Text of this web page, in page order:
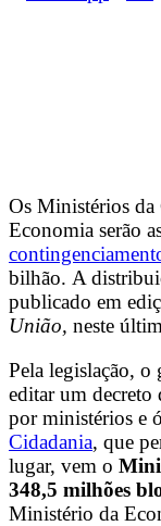
Os Ministérios da
Economia serão
bilhão. A
publicado em
União, neste
Pela legislação, o
editar um
por ministérios e
Cidadania, que
lugar, vem o
348,5 milhões
Ministério da